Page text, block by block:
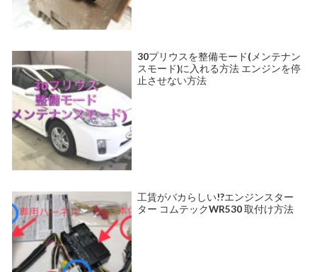
30プリウスを整備モード(メンテナン
スモード)に入れる方法 エンジンを停
止させない方法
工賃がバカらしい!?エンジンスター
ター コムテックWR530 取付け方法